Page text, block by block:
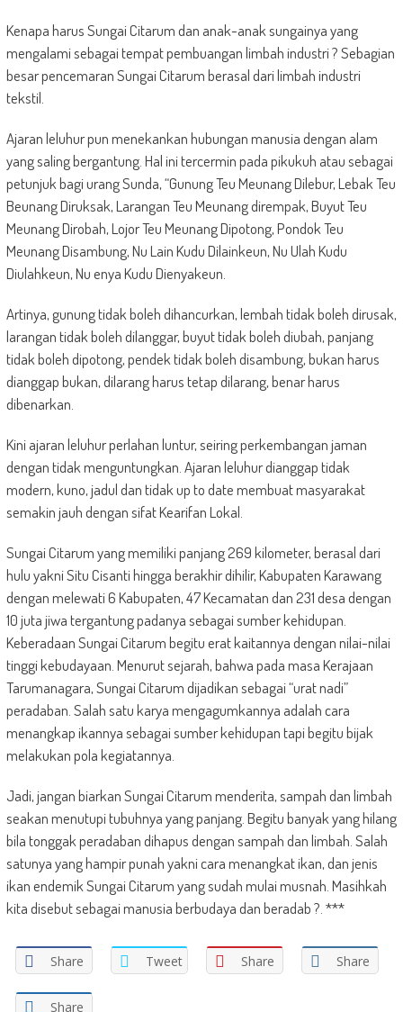
Kenapa harus Sungai Citarum dan anak-anak sungainya yang
mengalami sebagai tempat pembuangan limbah industri ? Sebagian
besar pencemaran Sungai Citarum berasal dari limbah industri
tekstil.
Ajaran leluhur pun menekankan hubungan manusia dengan alam
yang saling bergantung. Hal ini tercermin pada pikukuh atau sebagai
petunjuk bagi urang Sunda, “Gunung Teu Meunang Dilebur, Lebak Teu
Beunang Diruksak, Larangan Teu Meunang dirempak, Buyut Teu
Meunang Dirobah, Lojor Teu Meunang Dipotong, Pondok Teu
Meunang Disambung, Nu Lain Kudu Dilainkeun, Nu Ulah Kudu
Diulahkeun, Nu enya Kudu Dienyakeun.
Artinya, gunung tidak boleh dihancurkan, lembah tidak boleh dirusak,
larangan tidak boleh dilanggar, buyut tidak boleh diubah, panjang
tidak boleh dipotong, pendek tidak boleh disambung, bukan harus
dianggap bukan, dilarang harus tetap dilarang, benar harus
dibenarkan.
Kini ajaran leluhur perlahan luntur, seiring perkembangan jaman
dengan tidak menguntungkan. Ajaran leluhur dianggap tidak
modern, kuno, jadul dan tidak up to date membuat masyarakat
semakin jauh dengan sifat Kearifan Lokal.
Sungai Citarum yang memiliki panjang 269 kilometer, berasal dari
hulu yakni Situ Cisanti hingga berakhir dihilir, Kabupaten Karawang
dengan melewati 6 Kabupaten, 47 Kecamatan dan 231 desa dengan
10 juta jiwa tergantung padanya sebagai sumber kehidupan.
Keberadaan Sungai Citarum begitu erat kaitannya dengan nilai-nilai
tinggi kebudayaan. Menurut sejarah, bahwa pada masa Kerajaan
Tarumanagara, Sungai Citarum dijadikan sebagai “urat nadi”
peradaban. Salah satu karya mengagumkannya adalah cara
menangkap ikannya sebagai sumber kehidupan tapi begitu bijak
melakukan pola kegiatannya.
Jadi, jangan biarkan Sungai Citarum menderita, sampah dan limbah
seakan menutupi tubuhnya yang panjang. Begitu banyak yang hilang
bila tonggak peradaban dihapus dengan sampah dan limbah. Salah
satunya yang hampir punah yakni cara menangkat ikan, dan jenis
ikan endemik Sungai Citarum yang sudah mulai musnah. Masihkah
kita disebut sebagai manusia berbudaya dan beradab ?. ***
Share Tweet Share Share
Share